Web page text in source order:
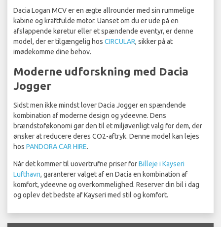
Dacia Logan MCV er en ægte allrounder med sin rummelige
kabine og kraftfulde motor. Uanset om du er ude på en
afslappende køretur eller et spændende eventyr, er denne
model, der er tilgængelig hos CIRCULAR, sikker på at
imødekomme dine behov.
Moderne udforskning med Dacia
Jogger
Sidst men ikke mindst lover Dacia Jogger en spændende
kombination af moderne design og ydeevne. Dens
brændstoføkonomi gør den til et miljøvenligt valg for dem, der
ønsker at reducere deres CO2-aftryk. Denne model kan lejes
hos PANDORA CAR HIRE.
Når det kommer til uovertrufne priser forBilleje i Kayseri
Lufthavn, garanterer valget af en Dacia en kombination af
komfort, ydeevne og overkommelighed. Reserver din bil i dag
og oplev det bedste af Kayseri med stil og komfort.